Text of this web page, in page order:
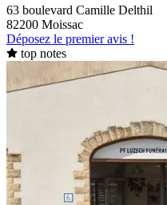
63 boulevard Camille Delthil
82200 Moissac
Déposez le premier avis !
top notes